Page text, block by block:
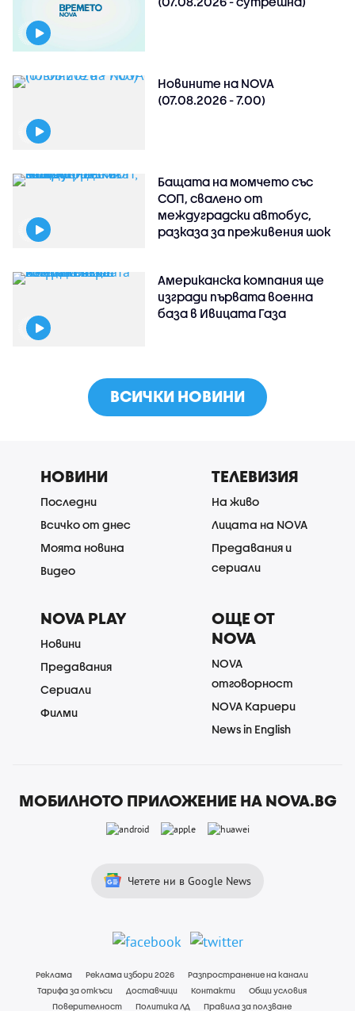
Новините на NOVA
(07.08.2026 - 7.00)
Бащата на момчето със
СОП, свалено от
междуградски автобус,
разказа за преживения шок
Американска компания ще
изгради първата военна
база в Ивицата Газа
ВСИЧКИ НОВИНИ
НОВИНИ
Последни
Всичко от днес
Моята новина
Видео
ТЕЛЕВИЗИЯ
На живо
Лицата на NOVA
Предавания и
сериали
NOVA PLAY
Новини
Предавания
Сериали
Филми
ОЩЕ ОТ
NOVA
NOVA
отговорност
NOVA Кариери
News in English
МОБИЛНОТО ПРИЛОЖЕНИЕ НА NOVA.BG
Четете ни в Google News
Реклама Реклама избори 2026
Разпространение на канали
Тарифа за откъси
Доставчици Контакти
Общи условия
Поверителност
Политика ЛД Правила за ползване